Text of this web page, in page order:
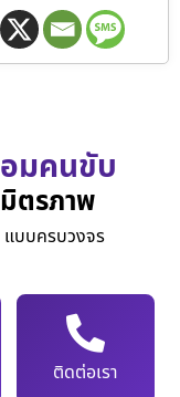
อมคนขับ
ตรภาพ
แบบครบวงจร
ติดต่อเรา